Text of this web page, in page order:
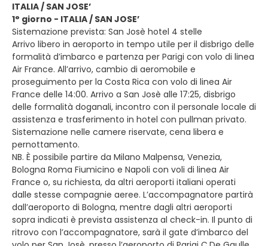
ITALIA / SAN JOSE’
1° giorno - ITALIA / SAN JOSE’
Sistemazione prevista: San Josè hotel 4 stelle
Arrivo libero in aeroporto in tempo utile per il disbrigo delle
formalità d’imbarco e partenza per Parigi con volo di linea
Air France. All’arrivo, cambio di aeromobile e
proseguimento per la Costa Rica con volo di linea Air
France delle 14:00. Arrivo a San Josè alle 17:25, disbrigo
delle formalità doganali, incontro con il personale locale di
assistenza e trasferimento in hotel con pullman privato.
Sistemazione nelle camere riservate, cena libera e
pernottamento.
NB. È possibile partire da Milano Malpensa, Venezia,
Bologna Roma Fiumicino e Napoli con voli di linea Air
France o, su richiesta, da altri aeroporti italiani operati
dalle stesse compagnie aeree. L’accompagnatore partirà
dall’aeroporto di Bologna, mentre dagli altri aeroporti
sopra indicati è prevista assistenza al check-in. Il punto di
ritrovo con l’accompagnatore, sarà il gate d’imbarco del